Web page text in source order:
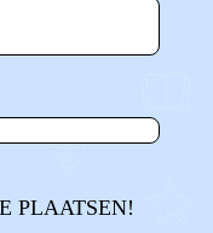
PLAATSEN!